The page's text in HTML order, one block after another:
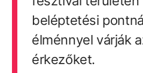
beléptetési
élménnyel várják
érkezőket.